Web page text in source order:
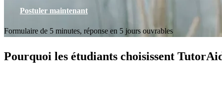
Postuler maintenant
Formulaire de 5 minutes, réponse en 5 jours ouvrables
Pourquoi les étudiants choisissent